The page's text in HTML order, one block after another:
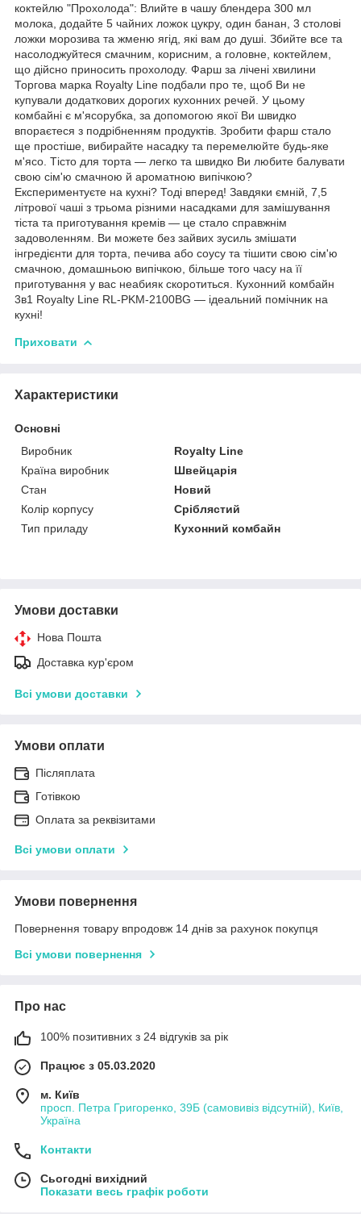
коктейлю "Прохолода": Влийте в чашу блендера 300 мл
молока, додайте 5 чайних ложок цукру, один банан, 3 столові
ложки морозива та жменю ягід, які вам до душі. Збийте все та
насолоджуйтеся смачним, корисним, а головне, коктейлем,
що дійсно приносить прохолоду. Фарш за лічені хвилини
Торгова марка Royalty Line подбали про те, щоб Ви не
купували додаткових дорогих кухонних речей. У цьому
комбайні є м'ясорубка, за допомогою якої Ви швидко
впораєтеся з подрібненням продуктів. Зробити фарш стало
ще простіше, вибирайте насадку та перемелюйте будь-яке
м'ясо. Тісто для торта — легко та швидко Ви любите балувати
свою сім'ю смачною й ароматною випічкою?
Експериментуєте на кухні? Тоді вперед! Завдяки ємній, 7,5
літрової чаші з трьома різними насадками для замішування
тіста та приготування кремів — це стало справжнім
задоволенням. Ви можете без зайвих зусиль змішати
інгредієнти для торта, печива або соусу та тішити свою сім'ю
смачною, домашньою випічкою, більше того часу на її
приготування у вас неабияк скоротиться. Кухонний комбайн
3в1 Royalty Line RL-PKM-2100BG — ідеальний помічник на
кухні!
Приховати
Характеристики
Основні
Виробник
Royalty Line
Країна виробник
Швейцарія
Стан
Новий
Колір корпусу
Сріблястий
Тип приладу
Кухонний комбайн
Умови доставки
Нова Пошта
Доставка кур'єром
Всі умови доставки
Умови оплати
Післяплата
Готівкою
Оплата за реквізитами
Всі умови оплати
Умови повернення
Повернення товару впродовж 14 днів за рахунок покупця
Всі умови повернення
Про нас
100% позитивних з 24 відгуків за рік
Працює з 05.03.2020
м. Київ
просп. Петра Григоренко, 39Б (самовивіз відсутній), Київ,
Україна
Контакти
Сьогодні вихідний
Показати весь графік роботи